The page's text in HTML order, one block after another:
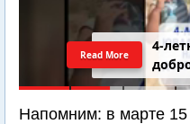
4-
Read More
Напомним: в марте